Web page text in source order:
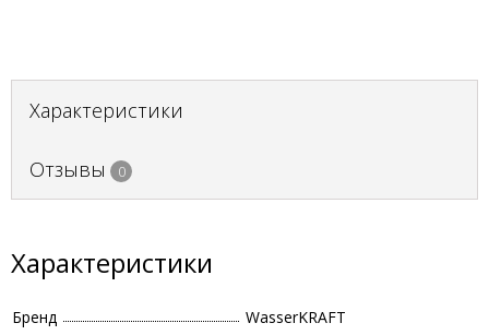
Характеристики
Отзывы 0
Характеристики
Бренд
WasserKRAFT